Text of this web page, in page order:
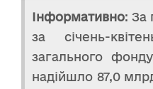
Інформативно: За
за січень-
загального
надійшло 87,0